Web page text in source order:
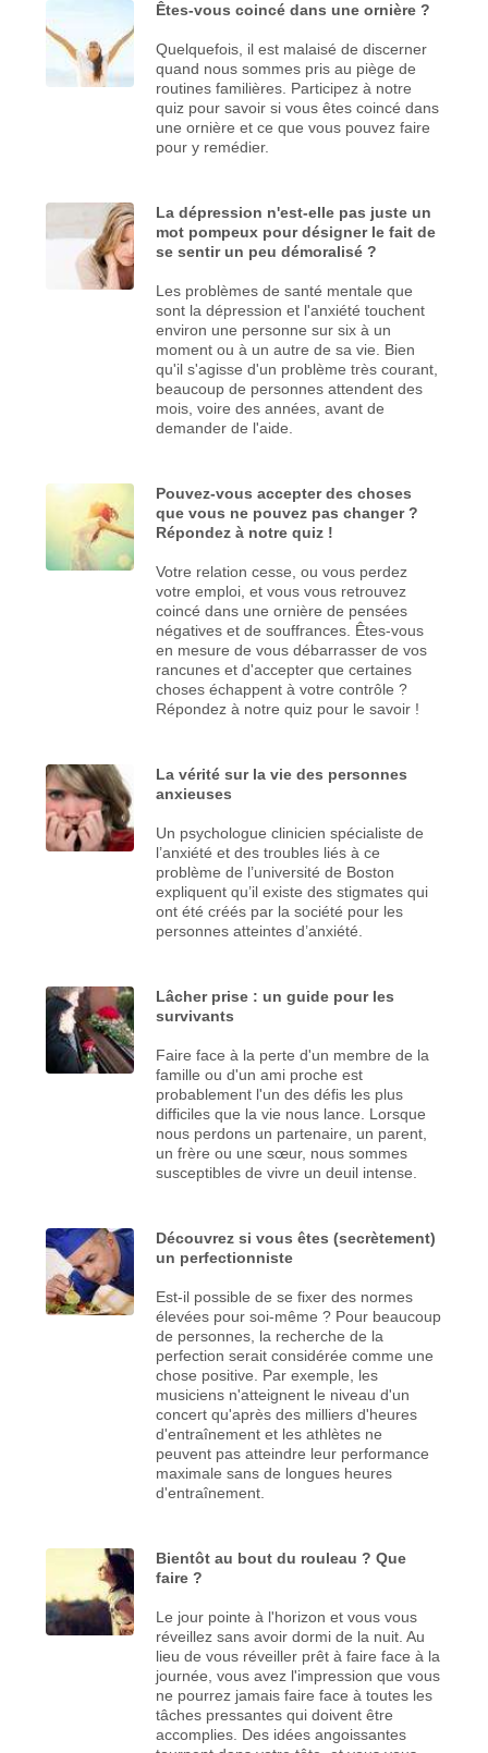
Êtes-vous coincé dans une ornière ?
Quelquefois, il est malaisé de discerner
quand nous sommes pris au piège de
routines familières. Participez à notre
quiz pour savoir si vous êtes coincé dans
une ornière et ce que vous pouvez faire
pour y remédier.
La dépression n'est-elle pas juste un
mot pompeux pour désigner le fait de
se sentir un peu démoralisé ?
Les problèmes de santé mentale que
sont la dépression et l'anxiété touchent
environ une personne sur six à un
moment ou à un autre de sa vie. Bien
qu'il s'agisse d'un problème très courant,
beaucoup de personnes attendent des
mois, voire des années, avant de
demander de l'aide.
Pouvez-vous accepter des choses
que vous ne pouvez pas changer ?
Répondez à notre quiz !
Votre relation cesse, ou vous perdez
votre emploi, et vous vous retrouvez
coincé dans une ornière de pensées
négatives et de souffrances. Êtes-vous
en mesure de vous débarrasser de vos
rancunes et d'accepter que certaines
choses échappent à votre contrôle ?
Répondez à notre quiz pour le savoir !
La vérité sur la vie des personnes
anxieuses
Un psychologue clinicien spécialiste de
l’anxiété et des troubles liés à ce
problème de l’université de Boston
expliquent qu’il existe des stigmates qui
ont été créés par la société pour les
personnes atteintes d’anxiété.
Lâcher prise : un guide pour les
survivants
Faire face à la perte d'un membre de la
famille ou d'un ami proche est
probablement l'un des défis les plus
difficiles que la vie nous lance. Lorsque
nous perdons un partenaire, un parent,
un frère ou une sœur, nous sommes
susceptibles de vivre un deuil intense.
Découvrez si vous êtes (secrètement)
un perfectionniste
Est-il possible de se fixer des normes
élevées pour soi-même ? Pour beaucoup
de personnes, la recherche de la
perfection serait considérée comme une
chose positive. Par exemple, les
musiciens n'atteignent le niveau d'un
concert qu'après des milliers d'heures
d'entraînement et les athlètes ne
peuvent pas atteindre leur performance
maximale sans de longues heures
d'entraînement.
Bientôt au bout du rouleau ? Que
faire ?
Le jour pointe à l'horizon et vous vous
réveillez sans avoir dormi de la nuit. Au
lieu de vous réveiller prêt à faire face à la
journée, vous avez l'impression que vous
ne pourrez jamais faire face à toutes les
tâches pressantes qui doivent être
accomplies. Des idées angoissantes